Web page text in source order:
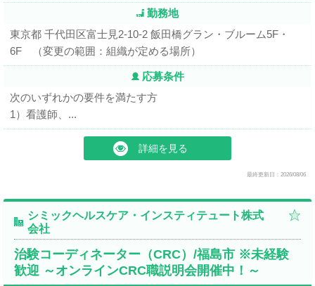
勤務地
東京都 千代田区富士見2-10-2 飯田橋グラン・ブルーム5F・
6F （変更の範囲：組織が定める場所）
応募条件
次のいずれかの要件を満たす方
1）看護師、...
詳細を見る
最終更新日：2026/08/06
シミックヘルスケア・インスティテュート株式
会社
治験コーディネーター（CRC）/福島市 ※未経験
歓迎 ～オンラインCRC職説明会開催中！～